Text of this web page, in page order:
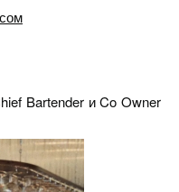
Bartender и Co Owner